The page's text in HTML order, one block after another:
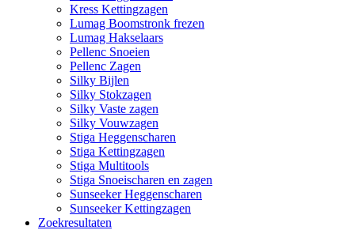
Kress Kettingzagen
Lumag Boomstronk frezen
Lumag Hakselaars
Pellenc Snoeien
Pellenc Zagen
Silky Bijlen
Silky Stokzagen
Silky Vaste zagen
Silky Vouwzagen
Stiga Heggenscharen
Stiga Kettingzagen
Stiga Multitools
Stiga Snoeischaren en zagen
Sunseeker Heggenscharen
Sunseeker Kettingzagen
Zoekresultaten